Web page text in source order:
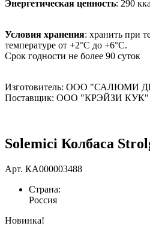
Энергетическая ценность: 290
Условия хранения: хранить при
температуре от +2°С до +6°С.
Срок годности не более 90 суток
Изготовитель: ООО "САЛЮМИ ДИ
Поставщик: ООО "КРЭЙЗИ КУК"
Solemici Колбаса
Арт. КА000003488
Страна:
Россия
Новинка!